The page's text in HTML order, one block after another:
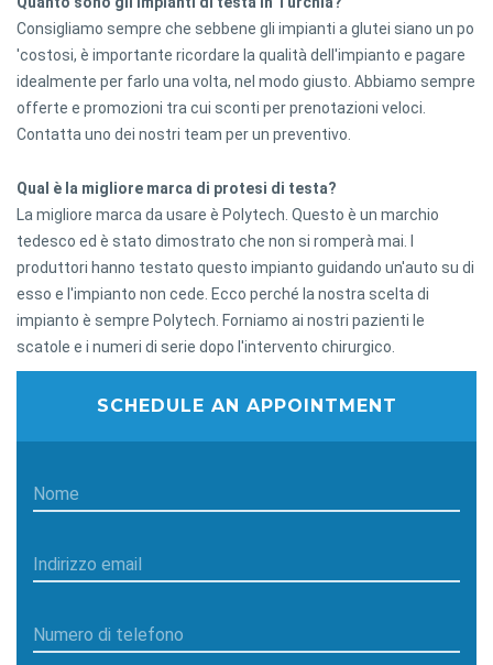
Consigliamo sempre che sebbene gli impianti a glutei siano un po
'costosi, è importante ricordare la qualità dell'impianto e pagare
idealmente per farlo una volta, nel modo giusto. Abbiamo sempre
offerte e promozioni tra cui sconti per prenotazioni veloci.
Contatta uno dei nostri team per un preventivo.
Qual è la migliore marca di protesi di testa?
La migliore marca da usare è Polytech. Questo è un marchio
tedesco ed è stato dimostrato che non si romperà mai. I
produttori hanno testato questo impianto guidando un'auto su di
esso e l'impianto non cede. Ecco perché la nostra scelta di
impianto è sempre Polytech. Forniamo ai nostri pazienti le
scatole e i numeri di serie dopo l'intervento chirurgico.
SCHEDULE AN APPOINTMENT
Nome
Indirizzo email
Numero di telefono